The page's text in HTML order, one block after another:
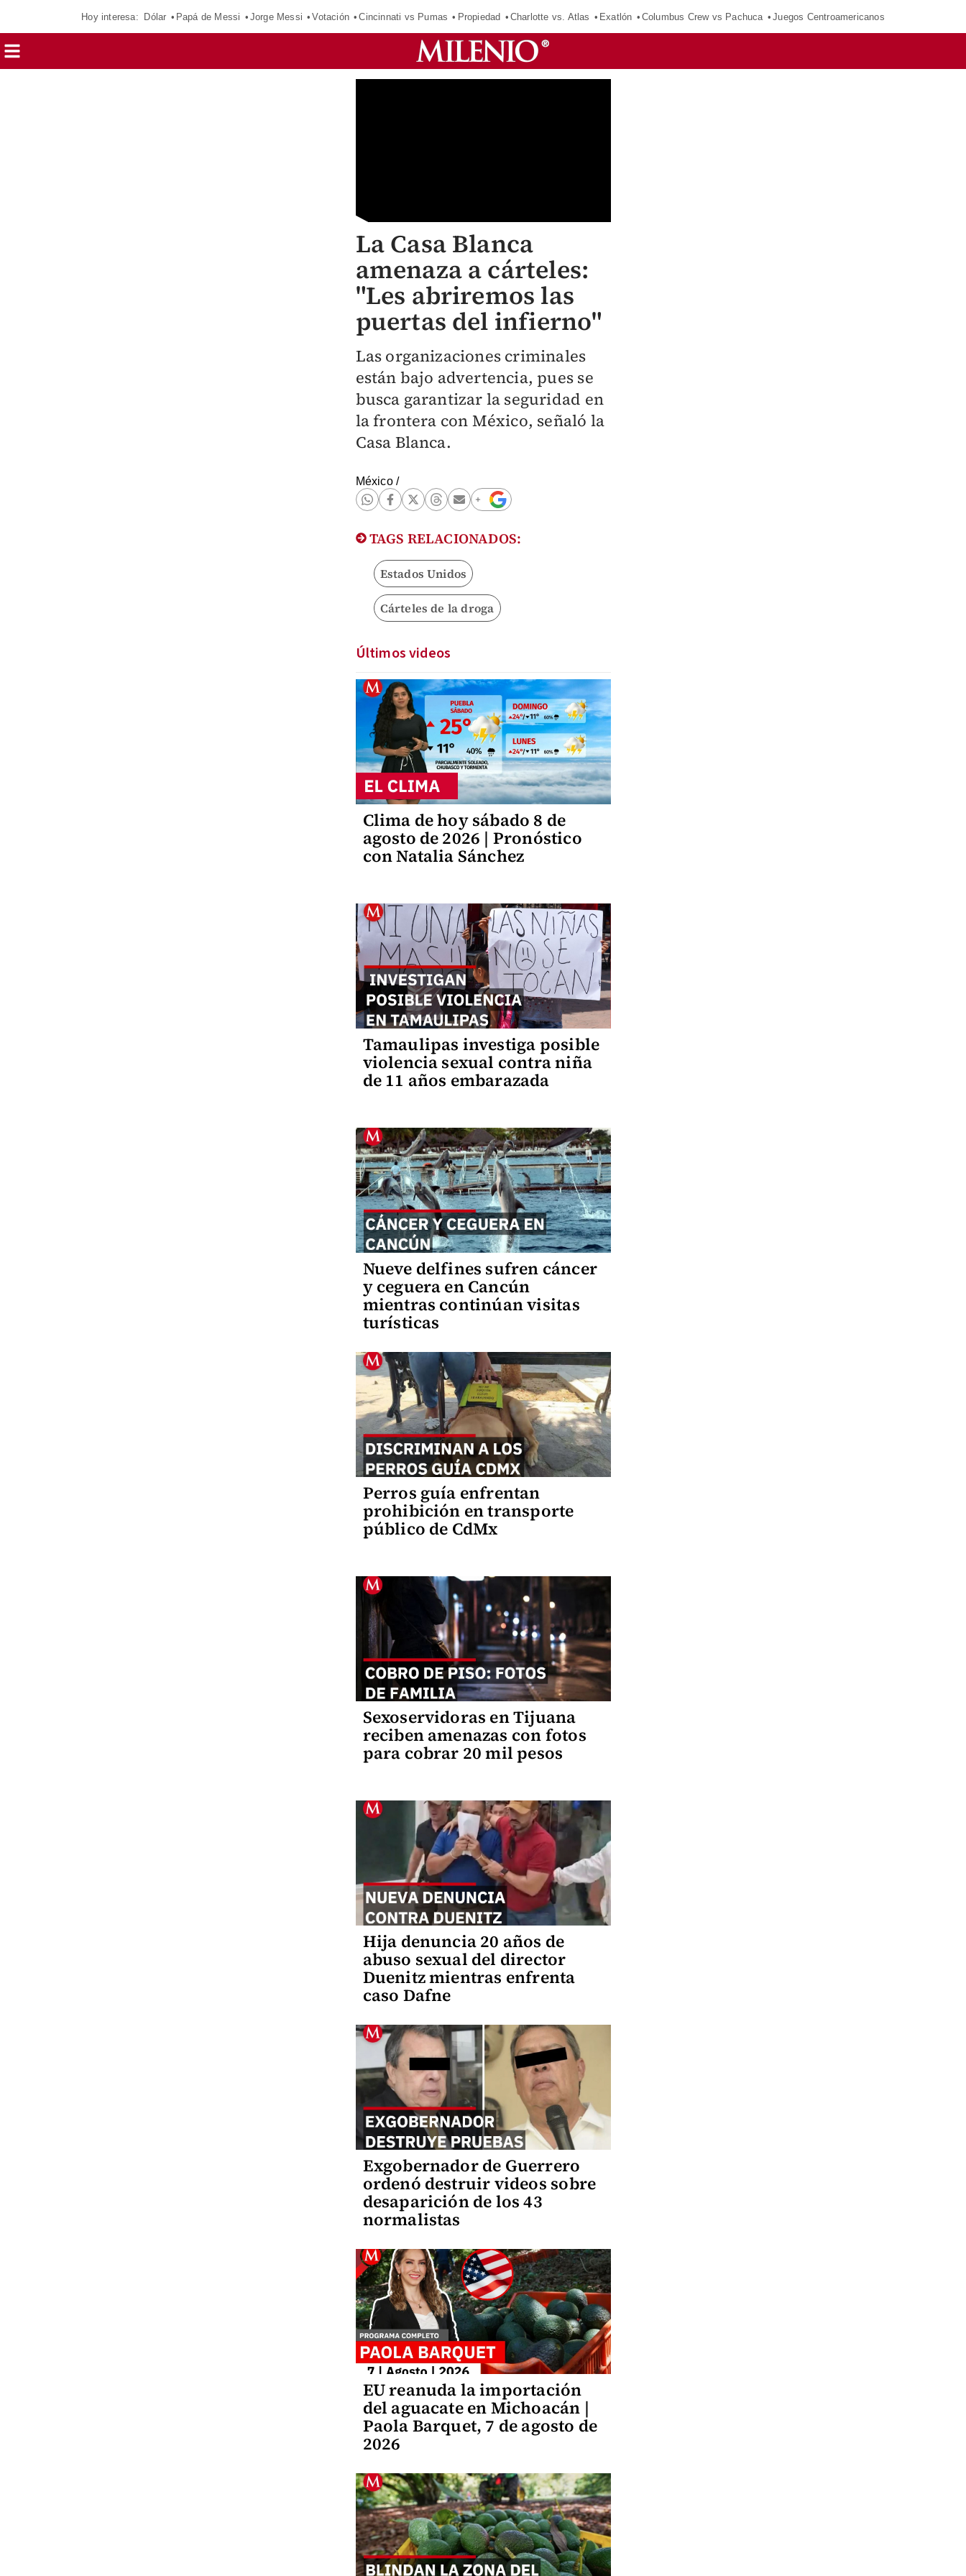
Hoy interesa: Dólar Papá de Messi Jorge Messi Votación Cincinnati vs Pumas Propiedad Charlotte vs. Atlas Exatlón Columbus Crew vs Pachuca Juegos Centroamericanos
La Casa Blanca
amenaza a cárteles:
"Les abriremos las
puertas del infierno"
Las organizaciones criminales
están bajo advertencia, pues se
busca garantizar la seguridad en
la frontera con México, señaló la
Casa Blanca.
México/
TAGS RELACIONADOS:
Estados Unidos
Cárteles de la droga
Últimos videos
Clima de hoy sábado 8 de
agosto de 2026 | Pronóstico
con Natalia Sánchez
Tamaulipas investiga posible
violencia sexual contra niña
de 11 años embarazada
Nueve delfines sufren cáncer
y ceguera en Cancún
mientras continúan visitas
turísticas
Perros guía enfrentan
prohibición en transporte
público de CdMx
Sexoservidoras en Tijuana
reciben amenazas con fotos
para cobrar 20 mil pesos
Hija denuncia 20 años de
abuso sexual del director
Duenitz mientras enfrenta
caso Dafne
Exgobernador de Guerrero
ordenó destruir videos sobre
desaparición de los 43
normalistas
EU reanuda la importación
del aguacate en Michoacán |
Paola Barquet, 7 de agosto de
2026